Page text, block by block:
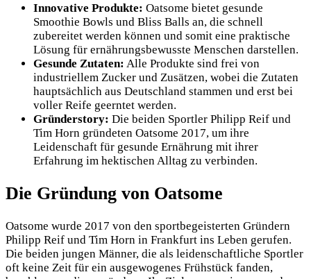
Innovative Produkte: Oatsome bietet gesunde
Smoothie Bowls und Bliss Balls an, die schnell
zubereitet werden können und somit eine praktische
Lösung für ernährungsbewusste Menschen darstellen.
Gesunde Zutaten: Alle Produkte sind frei von
industriellem Zucker und Zusätzen, wobei die Zutaten
hauptsächlich aus Deutschland stammen und erst bei
voller Reife geerntet werden.
Gründerstory: Die beiden Sportler Philipp Reif und
Tim Horn gründeten Oatsome 2017, um ihre
Leidenschaft für gesunde Ernährung mit ihrer
Erfahrung im hektischen Alltag zu verbinden.
Die Gründung von Oatsome
Oatsome wurde 2017 von den sportbegeisterten Gründern
Philipp Reif und Tim Horn in Frankfurt ins Leben gerufen.
Die beiden jungen Männer, die als leidenschaftliche Sportler
oft keine Zeit für ein ausgewogenes Frühstück fanden,